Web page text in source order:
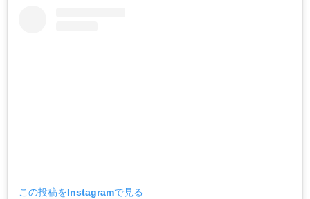
この投稿をInstagramで見る